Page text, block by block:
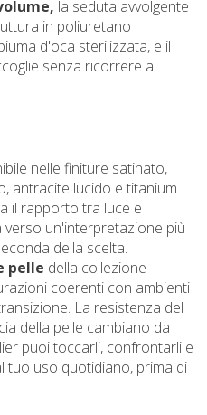
la seduta avvolgente
in poliuretano
d'oca sterilizzata, e il
senza ricorrere a
nelle finiture satinato,
antracite lucido e titanium
il rapporto tra luce e
un'interpretazione più
della scelta.
pelle della collezione
coerenti con ambienti
La resistenza del
della pelle cambiano da
puoi toccarli, confrontarli e
tuo uso quotidiano, prima di